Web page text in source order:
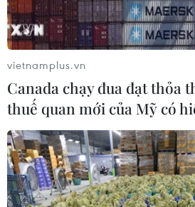
Thông cáo đặc biệt của Ban
hành Trung ương Đảng Nhân
Cách mạng Lào
08/08/2026 23:33
Ấn Độ tái khẳng định cam kết
cường quan hệ với ASEAN
08/08/2026 23:09
vietnamplus.vn
Canada chạy đua đạt thỏa
thuế quan mới của Mỹ có